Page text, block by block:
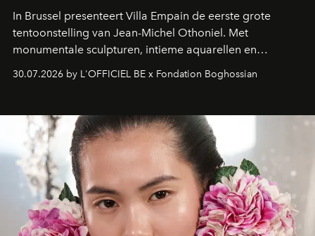
In Brussel presenteert Villa Empain de eerste grote
tentoonstelling van Jean-Michel Othoniel. Met
monumentale sculpturen, intieme aquarellen en
een emotionele reis waarin elk werk de herinnering
moment van verwondering.
30.07.2026 by L'OFFICIEL BE x Fondation Boghossian